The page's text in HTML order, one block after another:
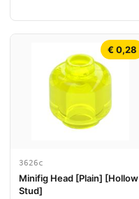
€ 0,28
3626c
Minifig Head [Plain] [Hollow
Stud]